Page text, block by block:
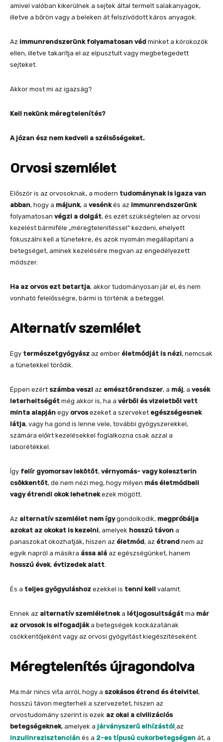
amivel valóban kikerülnek a sejtek által termelt salakanyagok,
illetve a bőrön vagy a beleken át felszívódott káros anyagok.
Az immunrendszerünk folyamatosan véd minket a kórokozók
ellen, illetve takarítja el az elpusztult vagy megbetegedett
sejteket.
Akkor most mi az igazság?
Kell nekünk méregtelenítés?
A józan ész nem kedveli a szélsőségeket.
Orvosi szemlélet
Először is az orvosoknak, a modern tudománynak is igaza van
abban, hogy a májunk, a vesénkés az immunrendszerünk
folyamatosan végzi a dolgát, és ezét szükségtelen az orvosi
kezelést bármiféle „méregtelenítéssel” kezdeni, ehelyett
fókuszálni kell a tünetekre, és azok nyomán megállapítani a
betegséget, aminek kezelésére megvan az engedélyezett
módszer.
Ha az orvos ezt betartja, akkor tudományosan jár el, és nem
vonható felelősségre, bármi is történik a beteggel.
Alternatív szemlélet
Egy természetgyógyász az ember életmódját is nézi, nemcsak
a tünetekkel törődik.
Éppen ezért számba veszi az emésztőrendszer, a máj, a vesék
leterheltségét még akkor is, ha a vérből és vizeletből vett
minta alapján egy orvosezeket a szerveket egészségesnek
látja, vagy ha gond is lenne vele, további gyógyszerekkel,
számára előírt kezelésekkel foglalkozna csak azzal a
laborétékkel.
Így felír gyomorsav lekötőt, vérnyomás- vagy koleszterin
csökkentőt, de nem nézi meg, hogy milyen más életmódbeli
vagy étrendi okok lehetnekezek mögött.
Az alternatív szemlélet nem ígygondolkodik, megpróbálja
azokat az okokat is kezelni, amelyek hosszú távon a
panaszokat okozhatják, hiszen az életmód, az étrend nem az
egyik napról a másikra ássa alá az egészségünket, hanem
hosszú évek, évtizedek alatt
És a teljes gyógyuláshoz ezekkel is tenni kell valamit.
Ennek az alternatív szemléletneka létjogosultságát ma már
az orvosok is elfogadjáka betegségek kockázatának
csökkentőjeként vagy az orvosi gyógyítást kiegészítéseként.
Méregtelenítés újragondolva
Ma már nincs vita arról, hogy a szokásos étrend és ételvitel,
hosszú távon megterheli a szervezetet, hiszen az
orvostudomány szerint is ezek az okai a civilizációs
betegségeknek, amelyek a járványszerű elhízástól az
inzulinrezisztencián és a 2-es típusú cukorbetegségen át, a